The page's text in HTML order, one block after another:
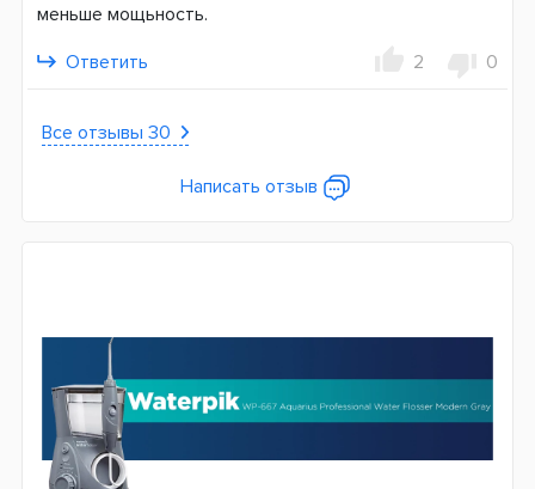
меньше мощьность.
Ответить
2 0
Все отзывы 30
Написать отзыв